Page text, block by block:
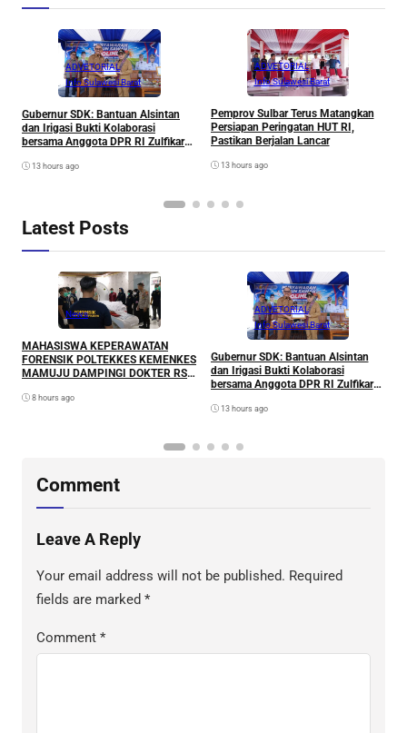
ADVETORIAL
Info Sulawesi Barat
Gubernur SDK: Bantuan Alsintan
dan Irigasi Bukti Kolaborasi
bersama Anggota DPR RI Zulfikar
13 hours ago
ADVETORIAL
Info Sulawesi Barat
Pemprov Sulbar Terus Matangkan
Persiapan Peringatan HUT RI,
Pastikan Berjalan Lancar
13 hours ago
Latest Posts
News
MAHASISWA KEPERAWATAN
FORENSIK POLTEKKES KEMENKES
MAMUJU DAMPINGI DOKTER RS
JENAZAH MATI WAJAR
8 hours ago
ADVETORIAL
Info Sulawesi Barat
Gubernur SDK: Bantuan Alsintan
dan Irigasi Bukti Kolaborasi
bersama Anggota DPR RI Zulfikar
13 hours ago
Comment
Leave A Reply
Your email address will not be published. Required
fields are marked *
Comment *